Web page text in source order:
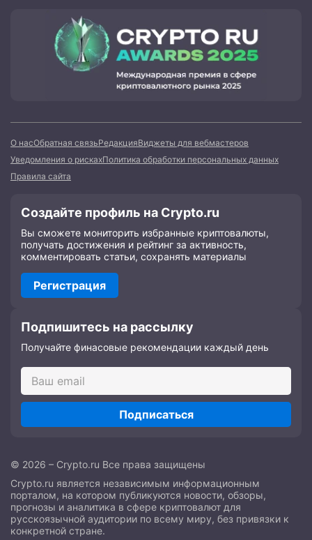
О насОбратная связьРедакцияВиджеты для вебмастеров
Уведомления о рискахПолитика обработки персональных данных
Правила сайта
Создайте профиль на Crypto.ru
Вы сможете мониторить избранные криптовалюты,
получать достижения и рейтинг за активность,
комментировать статьи, сохранять материалы
Регистрация
Подпишитесь на рассылку
Получайте финасовые рекомендации каждый день
Подписаться
© 2026 – Crypto.ru Все права защищены
Crypto.ru является независимым информационным
порталом, на котором публикуются новости, обзоры,
прогнозы и аналитика в сфере криптовалют для
русскоязычной аудитории по всему миру, без привязки к
конкретной стране.